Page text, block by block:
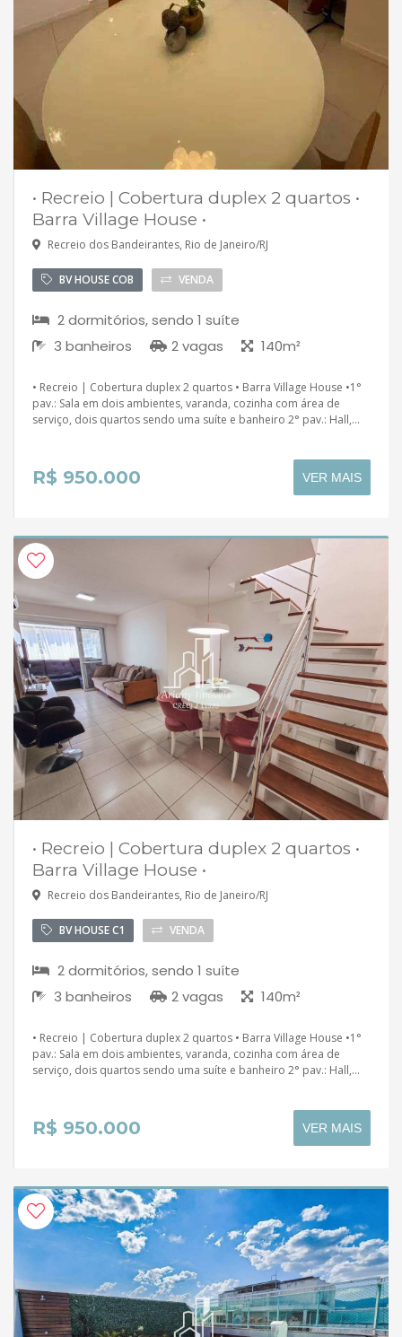
• Recreio | Cobertura duplex 2 quartos •
Barra Village House •
Recreio dos Bandeirantes, Rio de Janeiro/RJ
BV HOUSE COB VENDA
2 dormitórios, sendo 1 suíte
3 banheiros
2 vagas 140m²
• Recreio | Cobertura duplex 2 quartos • Barra Village House •1°
pav.: Sala em dois ambientes, varanda, cozinha com área de
serviço, dois quartos sendo uma suíte e banheiro 2° pav.: Hall,...
R$ 950.000 VER MAIS
• Recreio | Cobertura duplex 2 quartos •
Barra Village House •
Recreio dos Bandeirantes, Rio de Janeiro/RJ
BV HOUSE C1 VENDA
2 dormitórios, sendo 1 suíte
3 banheiros
2 vagas 140m²
• Recreio | Cobertura duplex 2 quartos • Barra Village House •1°
pav.: Sala em dois ambientes, varanda, cozinha com área de
serviço, dois quartos sendo uma suíte e banheiro 2° pav.: Hall,...
R$ 950.000 VER MAIS